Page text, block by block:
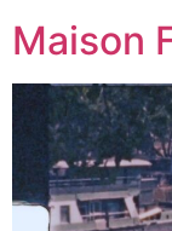
Maison